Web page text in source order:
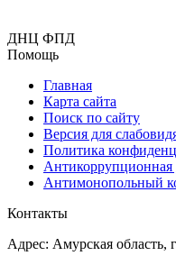
ДНЦ ФПД
Помощь
Главная
Карта сайта
Поиск по сайту
Версия для
Политика
Антикоррупционная
Антимонопольный
Контакты
Адрес: Амурская область,